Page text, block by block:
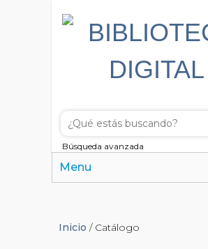
Búsqueda avanzada
Menu
Inicio / Catálogo